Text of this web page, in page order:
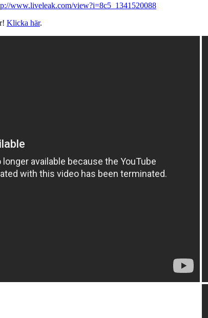
www.liveleak.com/view?i=8c5_1341520088
Klicka här.